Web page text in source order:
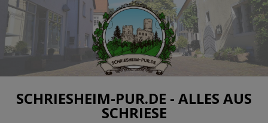
SCHRIESHEIM-PUR.DE - ALLES AUS
SCHRIESE